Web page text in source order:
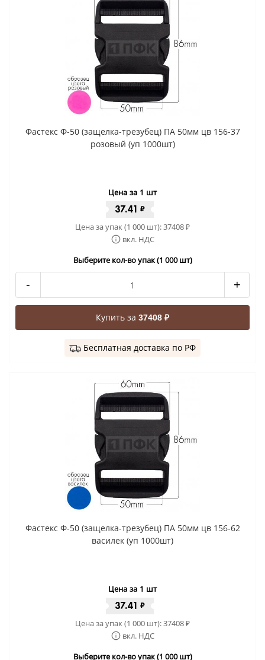
Фастекс Ф-50 (защелка-трезубец) ПА 50мм цв 156-37
розовый (уп 1000шт)
Цена за 1 шт
37.41 ₽
Цена за упак (1 000 шт):37408₽
вкл. НДС
Выберите кол-во упак (1 000 шт)
- +
Купить за 37408 ₽
Бесплатная доставка по РФ
Фастекс Ф-50 (защелка-трезубец) ПА 50мм цв 156-62
василек (уп 1000шт)
Цена за 1 шт
37.41 ₽
Цена за упак (1 000 шт):37408₽
вкл. НДС
Выберите кол-во упак (1 000 шт)